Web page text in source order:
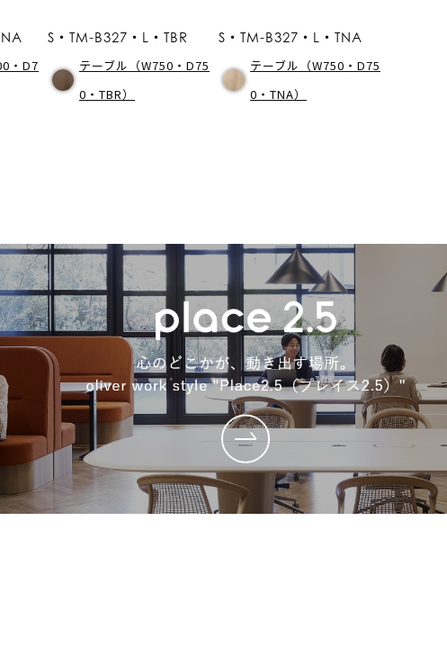
・D7
S・TM-B327・L・TBR
テーブル（W750・D75
0・TBR）
S・TM-B327・L・TNA
テーブル（W750・D75
0・TNA）